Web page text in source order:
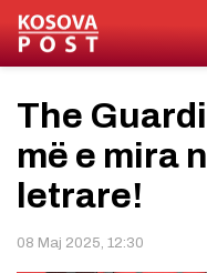
The
më e mira
letrare!
08 Maj 2025, 12:30